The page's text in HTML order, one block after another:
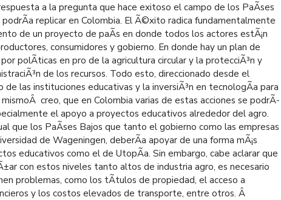
a la pregunta que hace exitoso el campo de los PaÃ­ses
podrÃ­a replicar en Colombia. El Ã©xito radica fundamentalmente
de un proyecto de paÃ­s en donde todos los actores estÃ¡n
consumidores y gobierno. En donde hay un plan de
polÃ­ticas en pro de la agricultura circular y la protecciÃ³n y
de los recursos. Todo esto, direccionado desde el
las instituciones educativas y la inversiÃ³n en tecnologÃ­a para
creo, que en Colombia varias de estas acciones se podrÃ­
el apoyo a proyectos educativos alrededor del agro.
que los PaÃ­ses Bajos que tanto el gobierno como las empresas
de Wageningen, deberÃ­a apoyar de una forma mÃ¡s
educativos como el de UtopÃ­a. Sin embargo, cabe aclarar que
con estos niveles tanto altos de industria agro, es necesario
problemas, como los tÃ­tulos de propiedad, el acceso a
y los costos elevados de transporte, entre otros. Â